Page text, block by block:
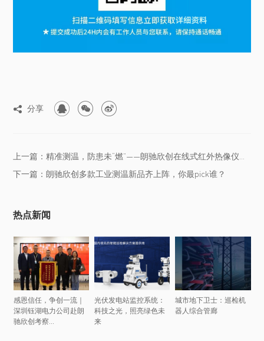
 分享   
下一篇：朗驰欣创多款工业测温新品齐上阵，你最pick谁？
热点新闻
感恩信任，争创一流｜
深圳钰湖电力公司赴朗
驰欣创考察...
光伏发电站监控系统：
科技之光，照亮绿色未
来
城市地下卫士：巡检机
器人综合管廊